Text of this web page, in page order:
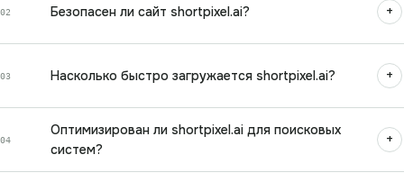
02 Безопасен ли сайт shortpixel.ai? +
03 Насколько быстро загружается shortpixel.ai? +
04
Оптимизирован ли shortpixel.ai для поисковых
систем?
+